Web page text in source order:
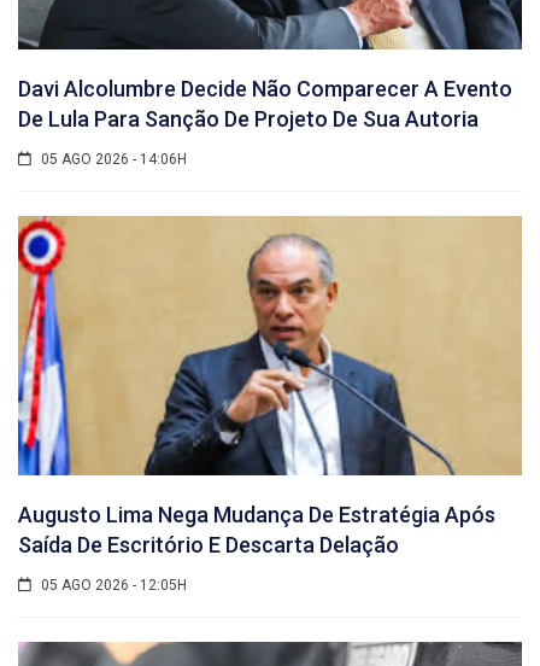
Davi Alcolumbre Decide Não Comparecer A Evento
De Lula Para Sanção De Projeto De Sua Autoria
05 AGO 2026 - 14:06H
Augusto Lima Nega Mudança De Estratégia Após
Saída De Escritório E Descarta Delação
05 AGO 2026 - 12:05H